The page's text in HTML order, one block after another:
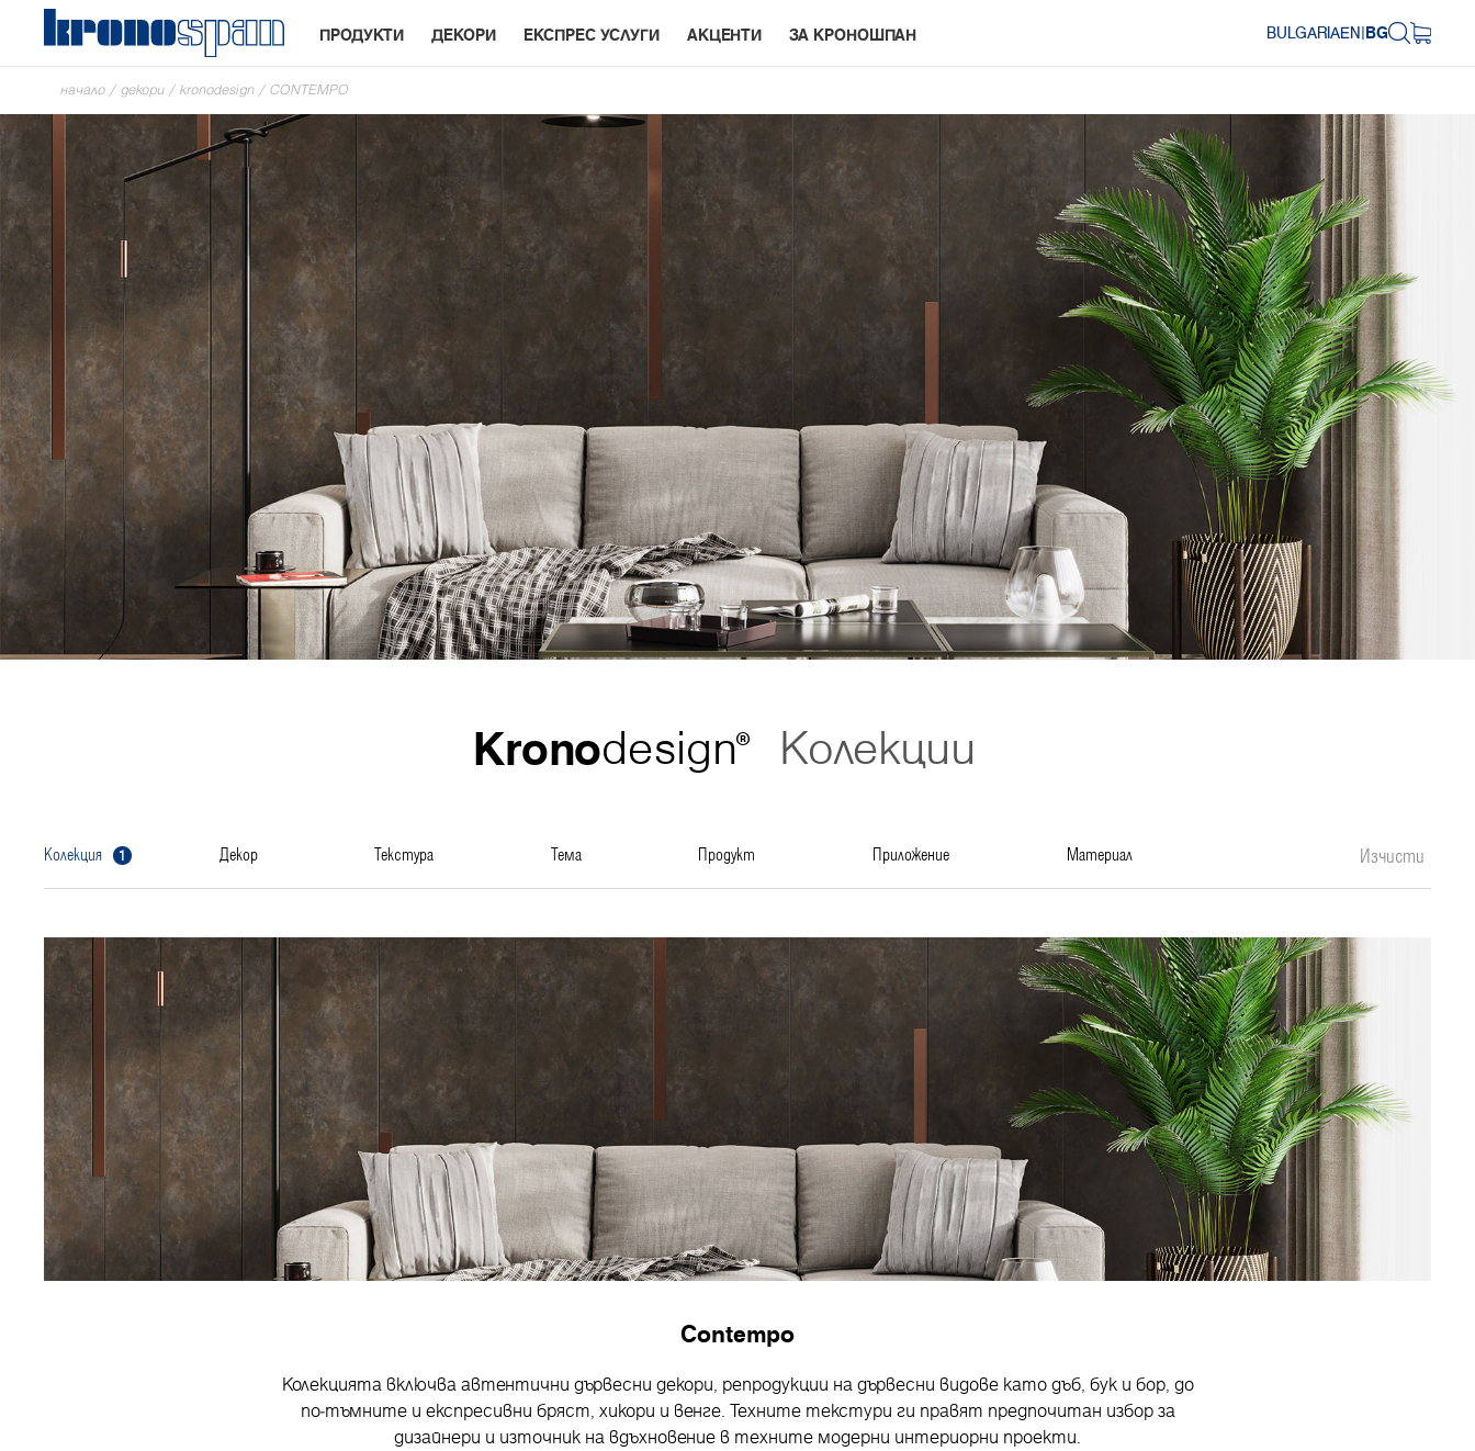
ПРОДУКТИ ДЕКОРИ ЕКСПРЕС УСЛУГИ АКЦЕНТИ ЗА КРОНОШПАН BULGARIAEN|BG
начало / декори / kronodesign / CONTEMPO
Kronodesign® Колекции
колекция 1 декор текстура тема продукт приложение материал Изчисти
Contempo
Колекцията включва автентични дървесни декори, репродукции на дървесни видове като дъб, бук и бор, до
по‑тъмните и експресивни бряст, хикори и венге. Техните текстури ги правят предпочитан избор за
дизайнери и източник на вдъхновение в техните модерни интериорни проекти.